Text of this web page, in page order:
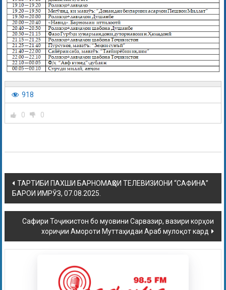
918
0 0
ТАРТИБИ ПАХШИ БАРНОМАҲОИ ТЕЛЕВИЗИОНИ “САФИНА”
БАРОИ ИМРӮЗ, 07.08.2025.
Сафири Тоҷикистон бо муовини Сарвазир, вазири корҳои
хориҷии Амороти Муттаҳидаи Араб мулоқот кард